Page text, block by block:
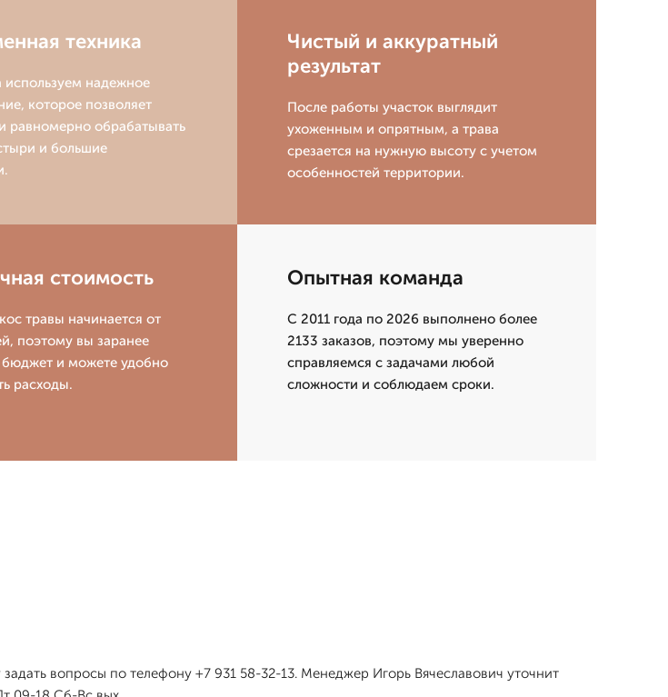
техника
используем надежное
которое позволяет
равномерно обрабатывать
и большие
Чистый и аккуратный
результат
После работы участок выглядит
ухоженным и опрятным, а трава
срезается на нужную высоту с учетом
особенностей территории.
стоимость
травы начинается от
поэтому вы заранее
и можете удобно
расходы.
Опытная команда
С 2011 года по 2026 выполнено более
2133 заказов, поэтому мы уверенно
справляемся с задачами любой
сложности и соблюдаем сроки.
вопросы по телефону +7 931 58-32-13. Менеджер Игорь Вячеславович уточнит